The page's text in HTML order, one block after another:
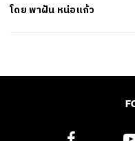
โดยพาฝัน หน่อแก้ว